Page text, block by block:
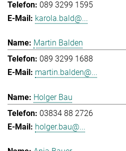
089 3299 1595
karola.bald@...
Martin Balden
089 3299 1688
martin.balden@...
Holger Bau
03834 88 2726
holger.bau@...